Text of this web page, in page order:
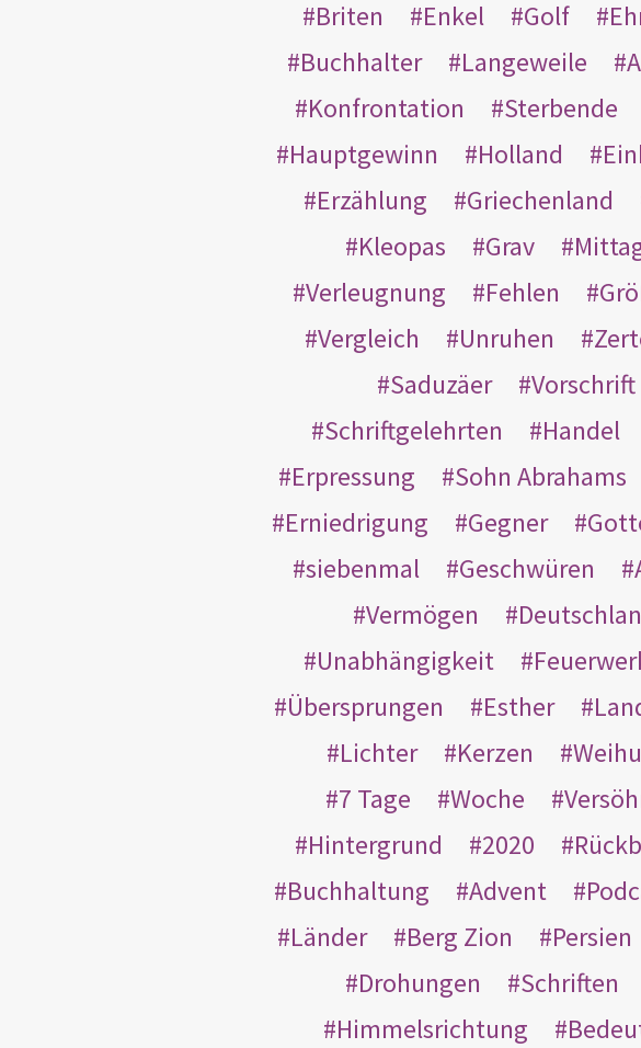
Briten
Enkel Golf
Buchhalter
Langeweile
Konfrontation
Sterbende
Hauptgewinn
Holland
Erzählung
Griechenland
Kleopas
Grav
Verleugnung
Fehlen
Vergleich
Unruhen
Saduzäer
Vorschrift
Schriftgelehrten
Handel
Erpressung
Sohn Abrahams
Erniedrigung
Gegner
siebenmal
Geschwüren
Vermögen
Unabhängigkeit
Übersprungen
Esther
Lichter
Kerzen
7 Tage
Woche
Hintergrund
2020
Buchhaltung
Advent
Länder
Berg Zion Persien
Drohungen
Schriften
Himmelsrichtung